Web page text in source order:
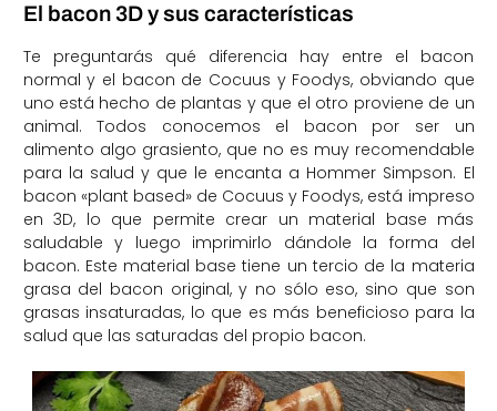
El bacon 3D y sus características
Te preguntarás qué diferencia hay entre el bacon
normal y el bacon de Cocuus y Foodys, obviando que
uno está hecho de plantas y que el otro proviene de un
animal. Todos conocemos el bacon por ser un
alimento algo grasiento, que no es muy recomendable
para la salud y que le encanta a Hommer Simpson. El
bacon «plant based» de Cocuus y Foodys, está impreso
en 3D, lo que permite crear un material base más
saludable y luego imprimirlo dándole la forma del
bacon. Este material base tiene un tercio de la materia
grasa del bacon original, y no sólo eso, sino que son
grasas insaturadas, lo que es más beneficioso para la
salud que las saturadas del propio bacon.